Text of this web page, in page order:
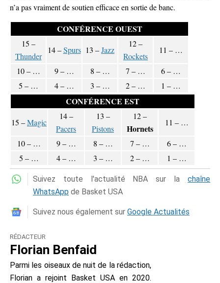
n’a pas vraiment de soutien efficace en sortie de banc.
CONFÉRENCE OUEST
15 –
Thunder
14 –Spurs 13 –Jazz
12 –
Rockets
11 – …
10 – … 9 – … 8 – … 7 – …
6 – …
5 – …
4 – … 3 – … 2 – … 1 – …
CONFÉRENCE EST
15 –Magic
14 –
Pacers
13 –
Pistons
12 –
Hornets
11 – …
10 – … 9 – … 8 – … 7 – …
6 – …
5 – …
4 – … 3 – … 2 – … 1 – …
Suivez toute l'actualité NBA sur la chaîne
WhatsApp de Basket USA
Suivez nous également sur Google Actualités
RÉDACTEUR
Florian Benfaid
Parmi les oiseaux de nuit de la rédaction,
Florian a rejoint Basket USA en 2020.